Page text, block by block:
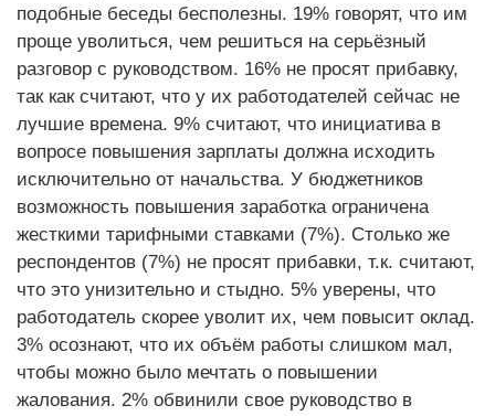
подобные беседы бесполезны. 19% говорят, что им
проще уволиться, чем решиться на серьёзный
разговор с руководством. 16% не просят прибавку,
так как считают, что у их работодателей сейчас не
лучшие времена. 9% считают, что инициатива в
вопросе повышения зарплаты должна исходить
исключительно от начальства. У бюджетников
возможность повышения заработка ограничена
жесткими тарифными ставками (7%). Столько же
респондентов (7%) не просят прибавки, т.к. считают,
что это унизительно и стыдно. 5% уверены, что
работодатель скорее уволит их, чем повысит оклад.
3% осознают, что их объём работы слишком мал,
чтобы можно было мечтать о повышении
жалования. 2% обвинили свое руководство в